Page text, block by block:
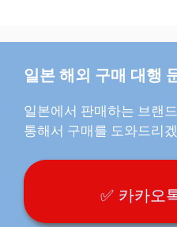
일본 해외 구매 대행
일본에서 판매하는 브랜
통해서 구매를 도와드리
✅ 카카오